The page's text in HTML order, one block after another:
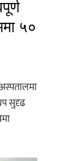
५०
सुदृढ